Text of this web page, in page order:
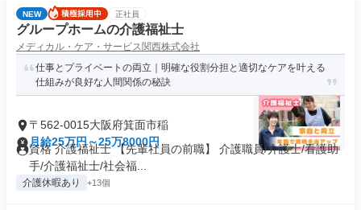
NEW 正社員
グループホームの介護福祉士
メディカル・ケア・サービス関西株式会社
仕事とプライベートの両立｜明確な役割分担と適切なケアを叶える
仕組みが良好な人間関係の秘訣
〒562-0015大阪府箕面市稲
月給25万円～25万8000円
資格 介護福祉士 【先輩社員の前職】 介護職員/介護士/看護助
手/介護福祉士/社会福...
介護休暇あり +13個